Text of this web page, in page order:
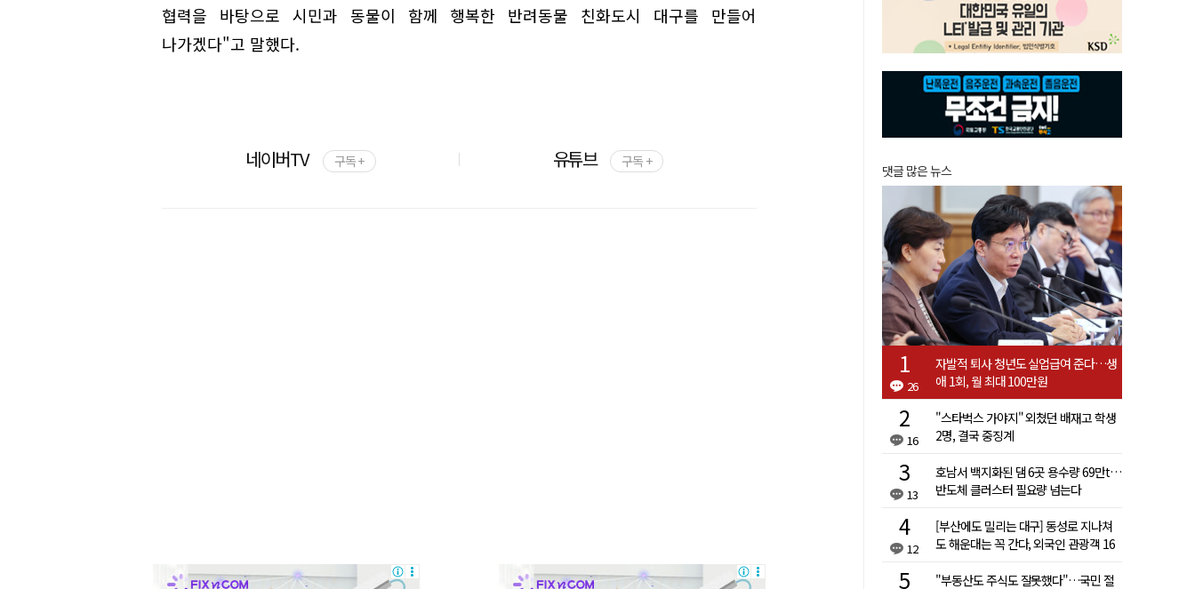
협력을 바탕으로 시민과 동물이 함께 행복한 반려동물 친화도시 대구를 만들어
나가겠다"고 말했다.
네이버TV 구독 + 유튜브 구독 +
댓글 많은 뉴스
26
자발적 퇴사 청년도 실업급여 준다…생
애 1회, 월 최대 100만원
16
"스타벅스 가야지" 외쳤던 배재고 학생
2명, 결국 중징계
13
호남서 백지화된 댐 6곳 용수량 69만t…
반도체 클러스터 필요량 넘는다
12
[부산에도 밀리는 대구] 동성로 지나쳐
도 해운대는 꼭 간다, 외국인 관광객 16
"부동산도 주식도 잘못했다"…국민 절